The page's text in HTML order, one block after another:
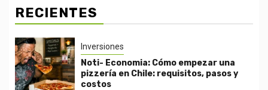
RECIENTES
Inversiones
Noti- Economia: Cómo empezar una
pizzería en Chile: requisitos, pasos y
costos